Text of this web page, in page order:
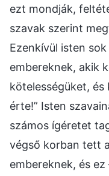
ezt mondják,
szavak szerint
Ezenkívül isten
embereknek, akik
kötelességüket,
érte!” Isten
számos ígéretet
végső korban tett
embereknek, és ez